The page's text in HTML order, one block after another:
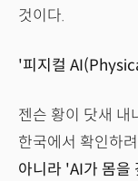
것이다.
'피지컬
젠슨 황이 닷새 내
한국에서 확인하
아니라 'AI가 몸을